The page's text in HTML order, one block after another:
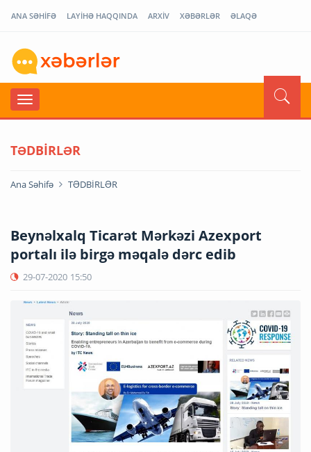
ANA SƏHİFƏ LAYİHƏ HAQQINDA ARXİV XƏBƏRLƏR ƏLAQƏ
TƏDBİRLƏR
Ana Səhifə TƏDBİRLƏR
Beynəlxalq Ticarət Mərkəzi Azexport
portalı ilə birgə məqalə dərc edib
29-07-2020 15:50